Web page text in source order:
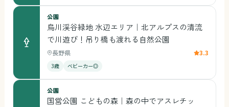
公園
烏川渓谷緑地 水辺エリア｜北アルプスの清流
で川遊び！吊り橋も渡れる自然公園
長野県 3.3
3歳 ベビーカー◎
公園
国営公園 こどもの森｜森の中でアスレチッ